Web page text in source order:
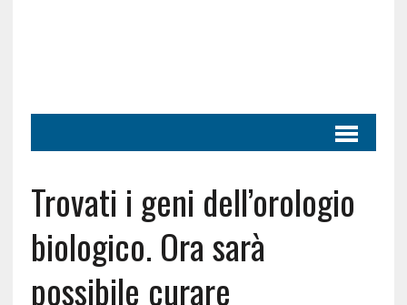
Trovati i geni dell’orologio
biologico. Ora sarà
possibile curare